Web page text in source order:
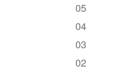
05
04
03
02